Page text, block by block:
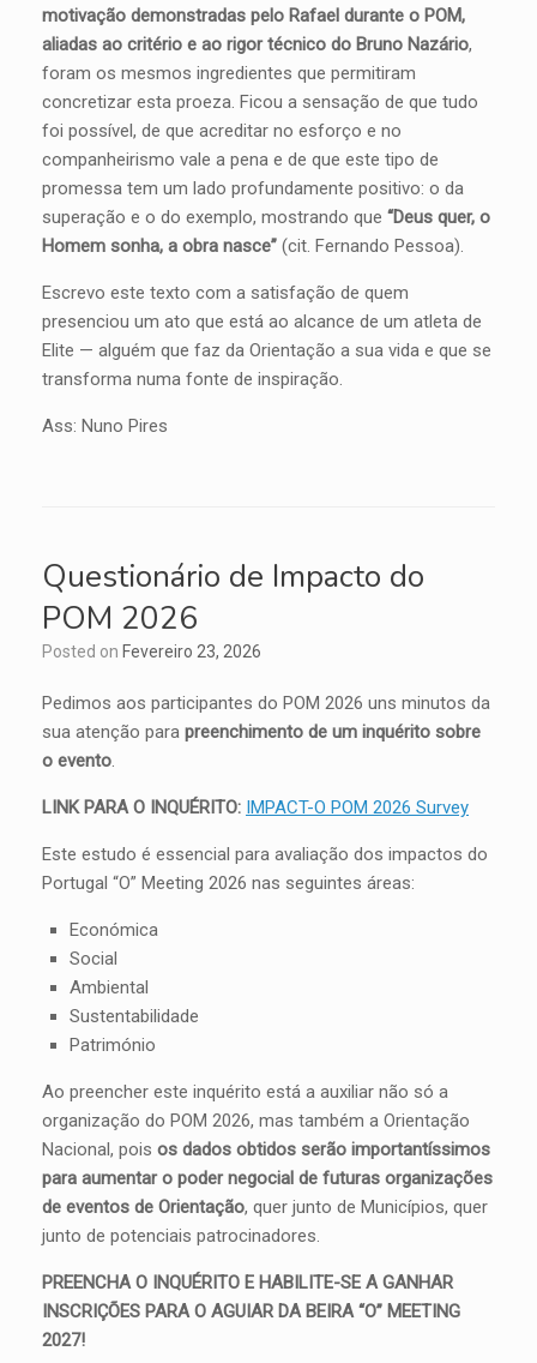
motivação demonstradas pelo Rafael durante o POM,
aliadas ao critério e ao rigor técnico do Bruno Nazário,
foram os mesmos ingredientes que permitiram
concretizar esta proeza. Ficou a sensação de que tudo
foi possível, de que acreditar no esforço e no
companheirismo vale a pena e de que este tipo de
promessa tem um lado profundamente positivo: o da
superação e o do exemplo, mostrando que “Deus quer, o
Homem sonha, a obra nasce” (cit. Fernando Pessoa).
Escrevo este texto com a satisfação de quem
presenciou um ato que está ao alcance de um atleta de
Elite — alguém que faz da Orientação a sua vida e que se
transforma numa fonte de inspiração.
Ass: Nuno Pires
Questionário de Impacto do
POM 2026
Posted on Fevereiro 23, 2026
Pedimos aos participantes do POM 2026 uns minutos da
sua atenção para preenchimento de um inquérito sobre
o evento.
LINK PARA O INQUÉRITO: IMPACT-O POM 2026 Survey
Este estudo é essencial para avaliação dos impactos do
Portugal “O” Meeting 2026 nas seguintes áreas:
Económica
Social
Ambiental
Sustentabilidade
Património
Ao preencher este inquérito está a auxiliar não só a
organização do POM 2026, mas também a Orientação
Nacional, pois os dados obtidos serão importantíssimos
para aumentar o poder negocial de futuras organizações
de eventos de Orientação, quer junto de Municípios, quer
junto de potenciais patrocinadores.
PREENCHA O INQUÉRITO E HABILITE-SE A GANHAR
INSCRIÇÕES PARA O AGUIAR DA BEIRA “O” MEETING
2027!